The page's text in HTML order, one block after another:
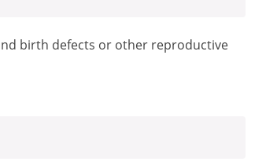
birth defects or other reproductive